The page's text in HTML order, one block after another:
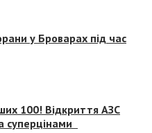
у Броварах під час
100! Відкриття АЗС
суперцінами